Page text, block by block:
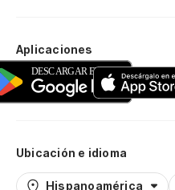
Aplicaciones
Ubicación e idioma
Hispanoamérica